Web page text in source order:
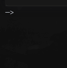
-->